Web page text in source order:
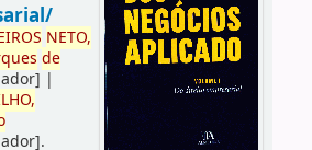
IROS NETO,
de
|
.